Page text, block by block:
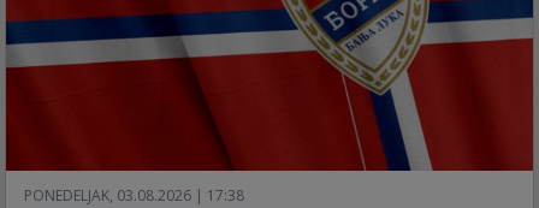
PONEDELJAK, 03.08.2026 | 17:38